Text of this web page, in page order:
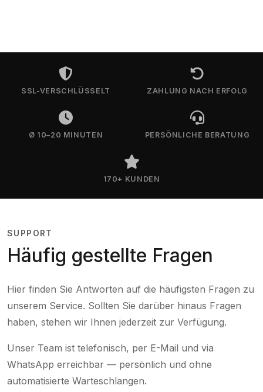
SSL-VERSCHLÜSSELT ZAHLUNG NACH ERFOLG
Ø 10–20 MINUTEN PERSÖNLICHE BERATUNG
170+ KUNDEN
SUPPORT
Häufig gestellte Fragen
Hier finden Sie Antworten auf die häufigsten Fragen zu
unserem Service. Sollten Sie darüber hinaus Fragen
haben, stehen wir Ihnen jederzeit zur Verfügung.
Unser Team ist telefonisch, per E-Mail und via
WhatsApp erreichbar — persönlich und ohne
automatisierte Warteschlangen.